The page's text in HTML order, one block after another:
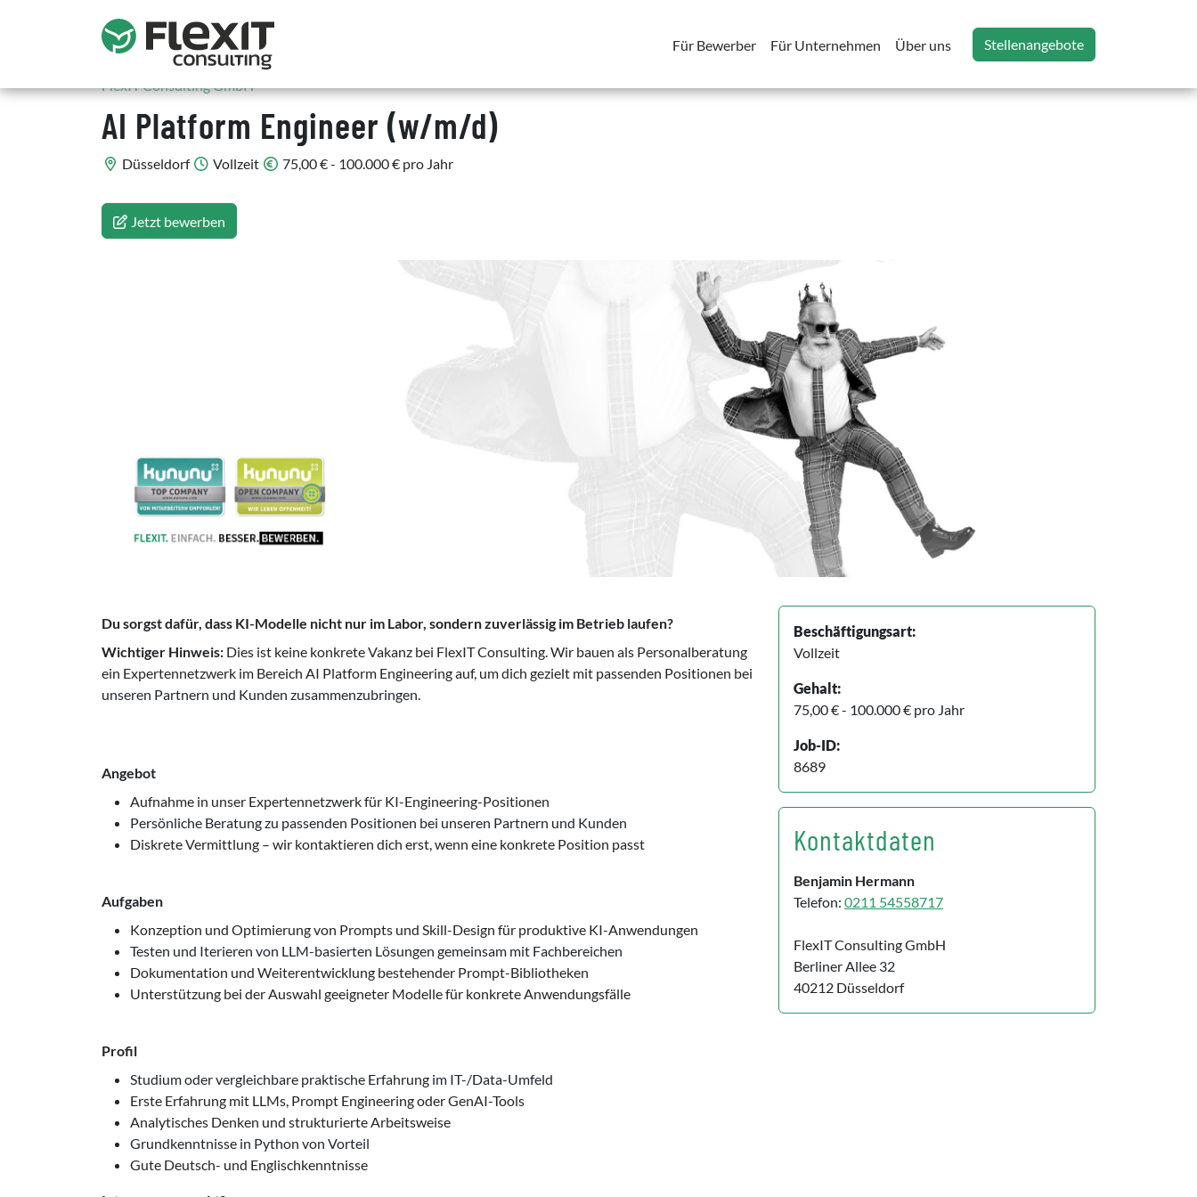
Für Bewerber Für Unternehmen Über uns Stellenangebote
FlexIT Consulting GmbH
AI Platform Engineer (w/m/d)
Düsseldorf Vollzeit 75,00 € - 100.000 € pro Jahr
Jetzt bewerben
Du sorgst dafür, dass KI-Modelle nicht nur im Labor, sondern zuverlässig im Betrieb laufen?
Wichtiger Hinweis: Dies ist keine konkrete Vakanz bei FlexIT Consulting. Wir bauen als Personalberatung
ein Expertennetzwerk im Bereich AI Platform Engineering auf, um dich gezielt mit passenden Positionen bei
unseren Partnern und Kunden zusammenzubringen.
Angebot
Aufnahme in unser Expertennetzwerk für KI-Engineering-Positionen
Persönliche Beratung zu passenden Positionen bei unseren Partnern und Kunden
Diskrete Vermittlung – wir kontaktieren dich erst, wenn eine konkrete Position passt
Aufgaben
Konzeption und Optimierung von Prompts und Skill-Design für produktive KI-Anwendungen
Testen und Iterieren von LLM-basierten Lösungen gemeinsam mit Fachbereichen
Dokumentation und Weiterentwicklung bestehender Prompt-Bibliotheken
Unterstützung bei der Auswahl geeigneter Modelle für konkrete Anwendungsfälle
Profil
Studium oder vergleichbare praktische Erfahrung im IT-/Data-Umfeld
Erste Erfahrung mit LLMs, Prompt Engineering oder GenAI-Tools
Analytisches Denken und strukturierte Arbeitsweise
Grundkenntnisse in Python von Vorteil
Gute Deutsch- und Englischkenntnisse
Beschäftigungsart:
Vollzeit
Gehalt:
75,00 € - 100.000 € pro Jahr
Job-ID:
8689
Kontaktdaten
Benjamin Hermann
Telefon: 0211 54558717
FlexIT Consulting GmbH
Berliner Allee 32
40212 Düsseldorf